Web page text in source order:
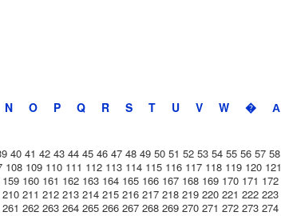
N O P Q R S T U V W � А
40 41 42 43 44 45 46 47 48 49 50 51 52 53 54 55 56 57 58
108 109 110 111 112 113 114 115 116 117 118 119 120 121
159 160 161 162 163 164 165 166 167 168 169 170 171 172
210 211 212 213 214 215 216 217 218 219 220 221 222 223
261 262 263 264 265 266 267 268 269 270 271 272 273 274